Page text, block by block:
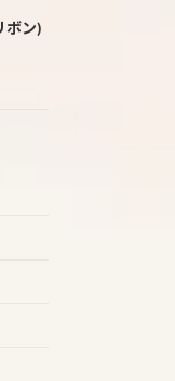
ボン)